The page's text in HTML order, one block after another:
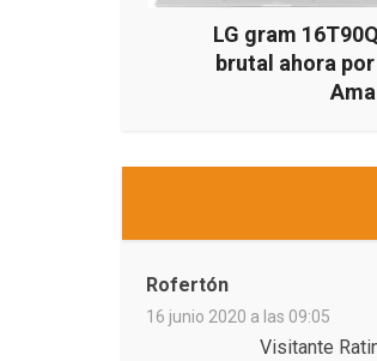
LG gram
brutal ahora
Rofertón
16 junio 2020 a las 09:05
Visitante